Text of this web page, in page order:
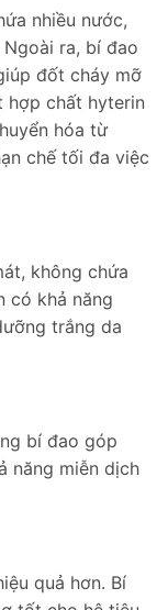
nhiều nước,
ra, bí đao
đốt cháy mỡ
hợp chất hyterin
hóa từ
chế tối đa việc
không chứa
có khả năng
trắng da
bí đao góp
năng miễn dịch
quả hơn. Bí